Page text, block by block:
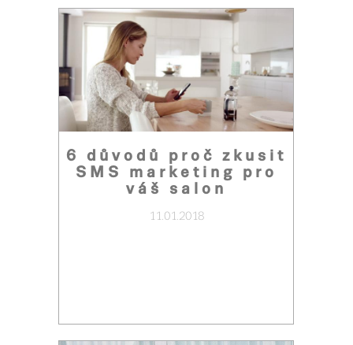
6 důvodů proč zkusit
SMS marketing pro
váš salon
11.01.2018